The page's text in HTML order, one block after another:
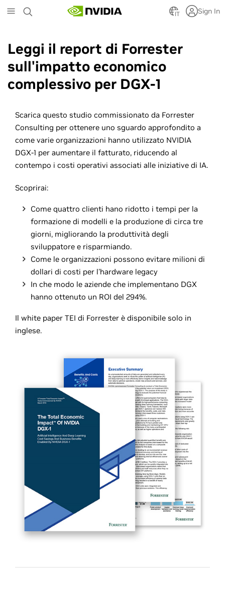
to
IT Sign In
Leggi il report di Forrester
sull'impatto economico
complessivo per DGX-1
Scarica questo studio commissionato da Forrester
Consulting per ottenere uno sguardo approfondito a
come varie organizzazioni hanno utilizzato NVIDIA
DGX-1 per aumentare il fatturato, riducendo al
contempo i costi operativi associati alle iniziative di IA.
Scoprirai:
Come quattro clienti hano ridotto i tempi per la
formazione di modelli e la produzione di circa tre
giorni, migliorando la produttività degli
sviluppatore e risparmiando.
Come le organizzazioni possono evitare milioni di
dollari di costi per l'hardware legacy
In che modo le aziende che implementano DGX
hanno ottenuto un ROI del 294%.
Il white paper TEI di Forrester è disponibile solo in
inglese.